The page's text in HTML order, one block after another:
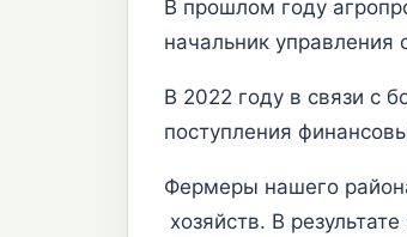
В прошлом году
начальник
В 2022 году в связи с
поступления
Фермеры нашего
хозяйств. В